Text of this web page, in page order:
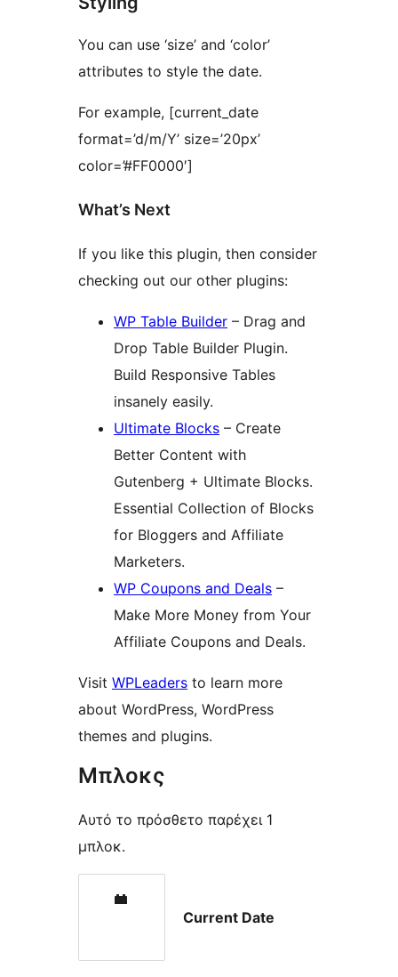
You can use ‘size’ and ‘color’
attributes to style the date.
For example, [current_date
format=’d/m/Y’ size=’20px’
color=’#FF0000′]
What’s Next
If you like this plugin, then consider
checking out our other plugins:
WP Table Builder – Drag and
Drop Table Builder Plugin.
Build Responsive Tables
insanely easily.
Ultimate Blocks – Create
Better Content with
Gutenberg + Ultimate Blocks.
Essential Collection of Blocks
for Bloggers and Affiliate
Marketers.
WP Coupons and Deals –
Make More Money from Your
Affiliate Coupons and Deals.
Visit WPLeaders to learn more
about WordPress, WordPress
themes and plugins.
Μπλοκς
Αυτό το πρόσθετο παρέχει 1
μπλοκ.
Current Date